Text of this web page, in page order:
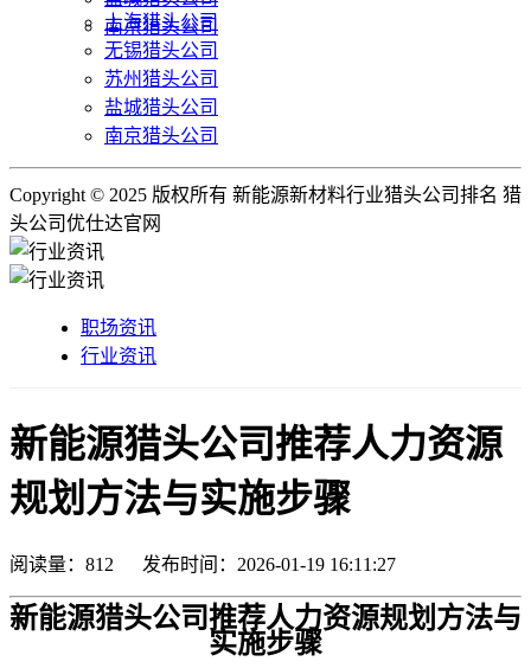
南京猎头公司
上海猎头公司
无锡猎头公司
苏州猎头公司
盐城猎头公司
南京猎头公司
Copyright © 2025 版权所有 新能源新材料行业猎头公司排名 猎
头公司优仕达官网
职场资讯
行业资讯
新能源猎头公司推荐人力资源
规划方法与实施步骤
阅读量： 812 发布时间：2026-01-19 16:11:27
新能源猎头公司推荐人力资源规划方法与
实施步骤